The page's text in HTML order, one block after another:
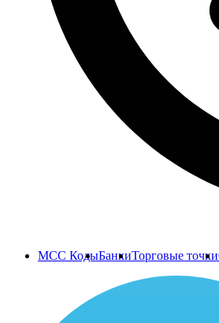
MCC КодыБанкиТорговые точки